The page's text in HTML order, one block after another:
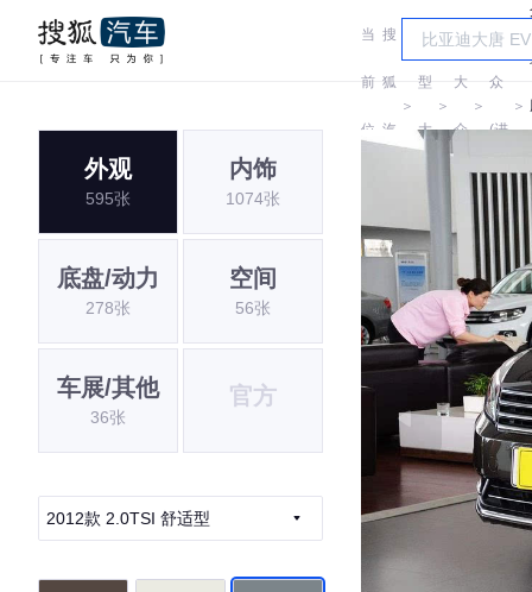
当
前
位
搜
狐
汽
＞
车
型
大
＞
大
众
＞
大
众
(进
口)
＞
外观
595张
内饰
1074张
底盘/动力
278张
空间
56张
车展/其他
36张
官方
2012款 2.0TSI 舒适型